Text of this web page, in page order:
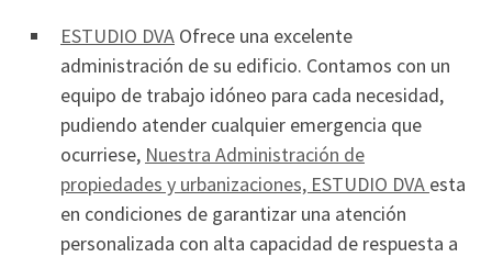
ESTUDIO DVA Ofrece una excelente
administración de su edificio. Contamos con un
equipo de trabajo idóneo para cada necesidad,
pudiendo atender cualquier emergencia que
ocurriese, Nuestra Administración de
propiedades y urbanizaciones, ESTUDIO DVA esta
en condiciones de garantizar una atención
personalizada con alta capacidad de respuesta a